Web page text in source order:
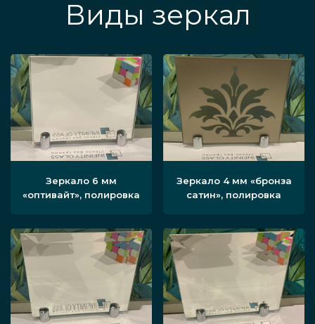
Виды зеркал
Зеркало 6 мм
«оптивайт», полировка
Зеркало 4 мм «бронза
сатин», полировка